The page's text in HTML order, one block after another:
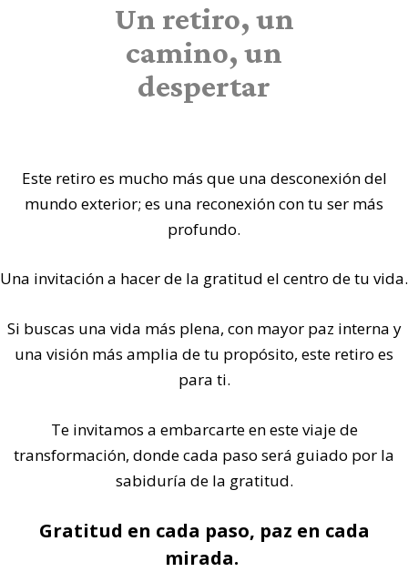
Un retiro, un
camino, un
despertar
Este retiro es mucho más que una desconexión del
mundo exterior; es una reconexión con tu ser más
profundo.
Una invitación a hacer de la gratitud el centro de tu vida.
Si buscas una vida más plena, con mayor paz interna y
una visión más amplia de tu propósito, este retiro es
para ti.
Te invitamos a embarcarte en este viaje de
transformación, donde cada paso será guiado por la
sabiduría de la gratitud.
Gratitud en cada paso, paz en cada
mirada.